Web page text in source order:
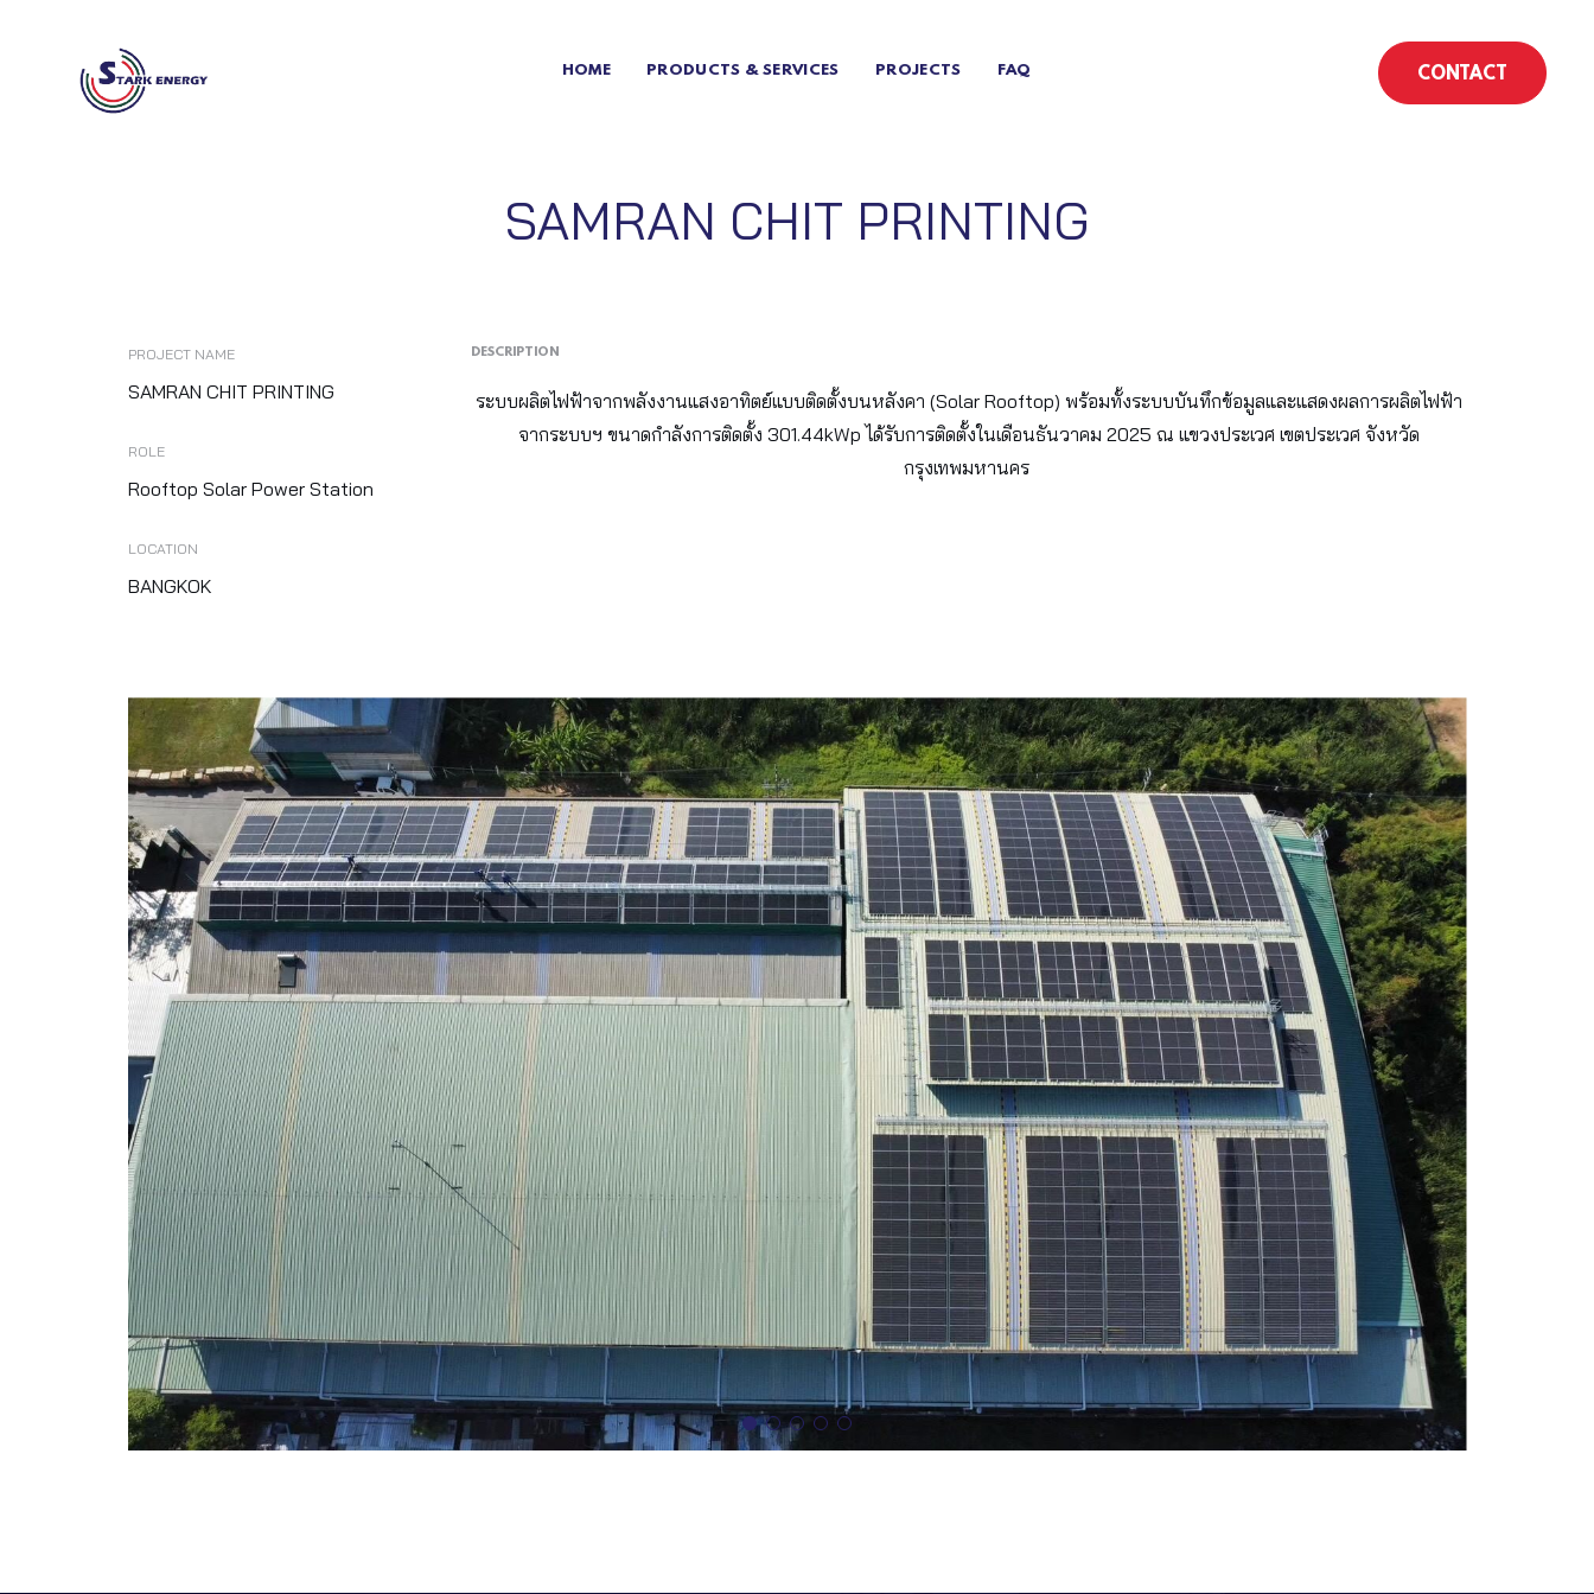
CONTACT
HOME PRODUCTS & SERVICES PROJECTS FAQ
SAMRAN CHIT PRINTING
PROJECT NAME
SAMRAN CHIT PRINTING
ROLE
Rooftop Solar Power Station
LOCATION
BANGKOK
DESCRIPTION
ระบบผลิตไฟฟ้าจากพลังงานแสงอาทิตย์แบบติดตั้งบนหลังคา (Solar Rooftop) พร้อมทั้งระบบบันทึกข้อมูลและแสดงผลการผลิตไฟฟ้า
จากระบบฯ ขนาดกำลังการติดตั้ง 301.44kWp ได้รับการติดตั้งในเดือนธันวาคม 2025 ณ แขวงประเวศ เขตประเวศ จังหวัด
กรุงเทพมหานคร